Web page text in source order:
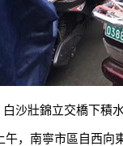
壯錦立交橋下積水
南寧市區自西向